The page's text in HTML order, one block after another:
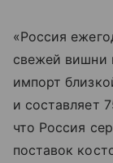
«Россия
свежей вишни
импорт
и составляет
что Россия
поставок